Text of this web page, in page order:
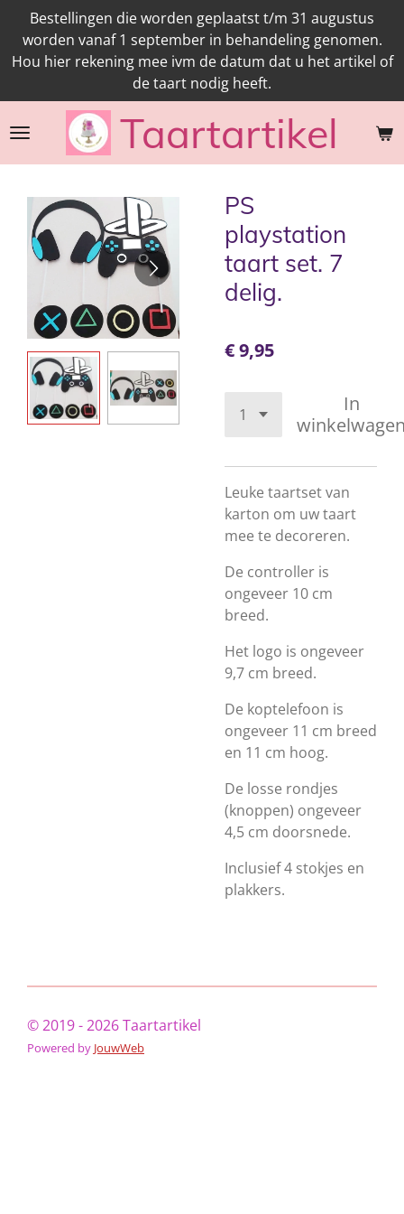
direct
naar
hoofdinhoud
Taartartikel
Bestellingen die worden geplaatst t/m 31 augustus
worden vanaf 1 september in behandeling genomen.
Hou hier rekening mee ivm de datum dat u het artikel of
de taart nodig heeft.
PS
playstation
taart set. 7
delig.
€ 9,95
In
Leuke taartset van
karton om uw taart
mee te decoreren.
De controller is
ongeveer 10 cm
breed.
Het logo is ongeveer
9,7 cm breed.
De koptelefoon is
ongeveer 11 cm breed
en 11 cm hoog.
De losse rondjes
(knoppen) ongeveer
4,5 cm doorsnede.
Inclusief 4 stokjes en
plakkers.
© 2019 - 2026 Taartartikel
Powered by JouwWeb